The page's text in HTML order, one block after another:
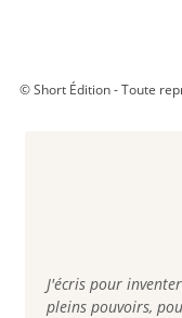
J'écris pour
pleins pouvoirs,
© Short Édition - Toute